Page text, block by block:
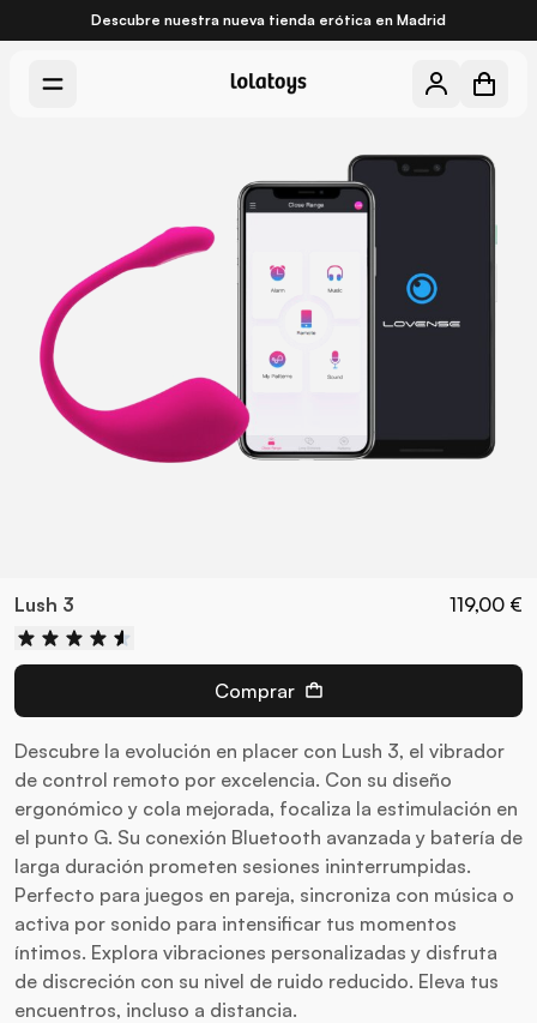
Descubre nuestra nueva tienda erótica en Madrid
Lush 3 119,00 €
Descubre la evolución en placer con Lush 3, el vibrador
de control remoto por excelencia. Con su diseño
ergonómico y cola mejorada, focaliza la estimulación en
el punto G. Su conexión Bluetooth avanzada y batería de
larga duración prometen sesiones ininterrumpidas.
Perfecto para juegos en pareja, sincroniza con música o
activa por sonido para intensificar tus momentos
íntimos. Explora vibraciones personalizadas y disfruta
de discreción con su nivel de ruido reducido. Eleva tus
encuentros, incluso a distancia.
Comprar